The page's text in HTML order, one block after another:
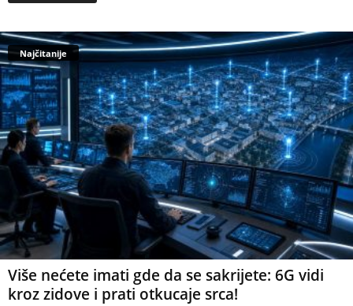
Najčitanije
Više nećete imati gde da se sakrijete: 6G vidi
kroz zidove i prati otkucaje srca!